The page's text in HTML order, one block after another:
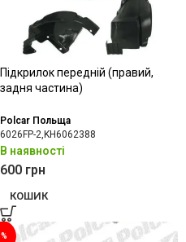
Підкрилок передній (правий,
задня частина)
Polcar Польща
6026FP-2,KH6062388
В наявності
600 грн
КОШИК